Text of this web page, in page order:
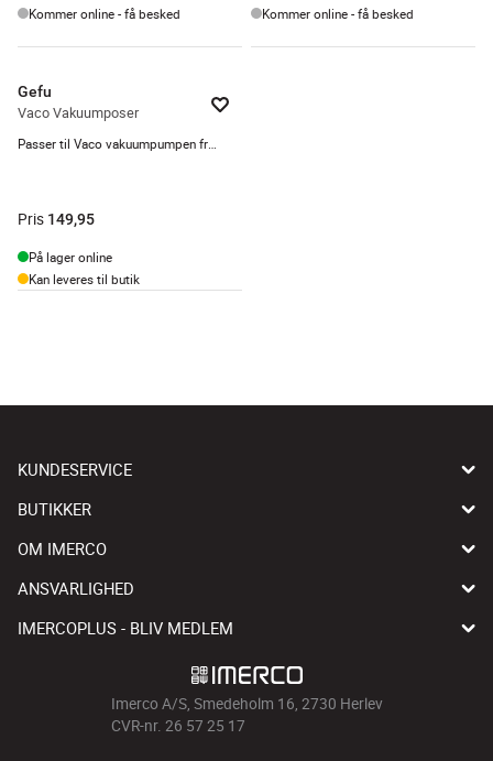
Kommer online - få besked Kommer online - få besked
Gefu
Vaco Vakuumposer
Pris 149,95
På lager online
Kan leveres til butik
KUNDESERVICE
BUTIKKER
OM IMERCO
ANSVARLIGHED
IMERCOPLUS - BLIV MEDLEM
Imerco A/S, Smedeholm 16, 2730 Herlev
CVR-nr. 26 57 25 17